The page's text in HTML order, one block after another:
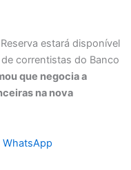
estará disponível
correntistas do Banco
que negocia a
na nova
WhatsApp